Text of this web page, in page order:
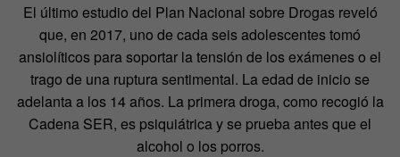
El último estudio del Plan Nacional sobre Drogas reveló
que, en 2017, uno de cada seis adolescentes tomó
ansiolíticos para soportar la tensión de los exámenes o el
trago de una ruptura sentimental. La edad de inicio se
adelanta a los 14 años. La primera droga, como recogió la
Cadena SER, es psiquiátrica y se prueba antes que el
alcohol o los porros.